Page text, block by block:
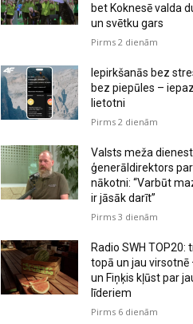
bet Koknesē valda
un svētku gars
Pirms 2 dienām
Iepirkšanās bez
bez piepūles –
lietotni
Pirms 2 dienām
Valsts meža
ģenerāldirektors
nākotni: “Varbūt
ir jāsāk darīt”
Pirms 3 dienām
Radio SWH TOP20:
topā un jau virsotnē
un Fiņķis kļūst par
līderiem
Pirms 6 dienām